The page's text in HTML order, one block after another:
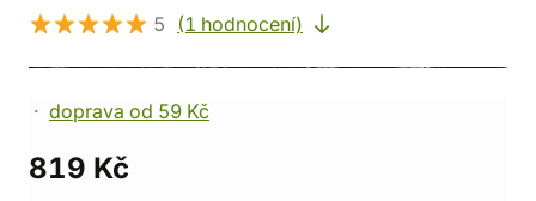
5
(1 hodnocení)
doprava od 59 Kč
819 Kč